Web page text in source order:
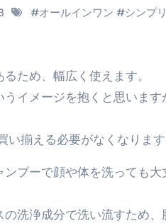
関連性は？
のか？勘定科目・仕訳・申告
が日本が残念な国になった
妄想シナリオ検証してみた！
一覧※YouTubeブログSNS共
に取り組むべき！ #shorts
#オールインワン #シンプ
ため、幅広く使えます。
イメージを抱くと思いま
揃える必要がなくなります
プーで顔や体を洗っても
洗浄成分で洗い流すため